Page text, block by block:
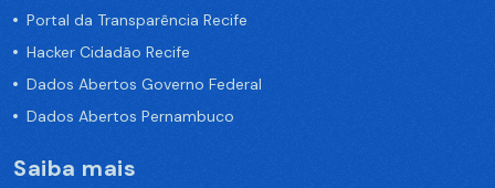
Portal da Transparência Recife
Hacker Cidadão Recife
Dados Abertos Governo Federal
Dados Abertos Pernambuco
Saiba mais